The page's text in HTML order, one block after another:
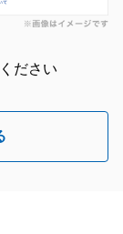
ださい